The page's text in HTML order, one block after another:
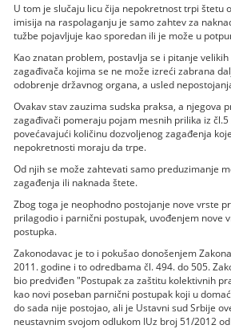
U tom je slučaju licu čija nepokretnost trpi štetu
imisija na raspolaganju je samo zahtev za
tužbe pojavljuje kao sporedan ili je može u
Kao znatan problem, postavlja se i pitanje
zagađivača kojima se ne može izreći zabrana
odobrenje državnog organa, a usled
Ovakav stav zauzima sudska praksa, a njegova
zagađivači pomeraju pojam mesnih prilika iz čl.5
povećavajući količinu dozvoljenog zagađenja
nepokretnosti moraju da trpe.
Od njih se može zahtevati samo preduzimanje
zagađenja ili naknada štete.
Zbog toga je neophodno postojanje nove vrste
prilagodio i parnični postupak, uvođenjem nove
postupka.
Zakonodavac je to i pokušao donošenjem
2011. godine i to odredbama čl. 494. do 505.
bio predviđen "Postupak za zaštitu kolektivnih
kao novi poseban parnični postupak koji u
do sada nije postojao, ali je Ustavni sud Srbije
neustavnim svojom odlukom IUz broj 51/2012